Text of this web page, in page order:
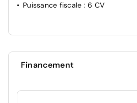
Puissance fiscale : 6 CV
Financement